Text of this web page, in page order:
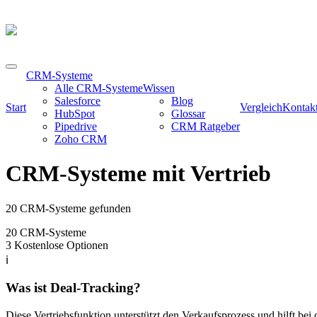
Start
CRM-Systeme
Alle CRM-Systeme
Salesforce
HubSpot
Pipedrive
Zoho CRM
Wissen
Blog
Glossar
CRM Ratgeber
Vergleich
CRM-Systeme mit Vertrieb
20 CRM-Systeme gefunden
20 CRM-Systeme
3 Kostenlose Optionen
ℹ️
Was ist Deal-Tracking?